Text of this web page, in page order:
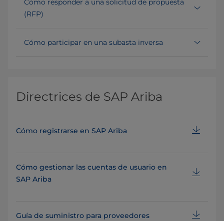
Cómo responder a una solicitud de propuesta
(RFP)
Cómo participar en una subasta inversa
Directrices de SAP Ariba
Cómo registrarse en SAP Ariba
Cómo gestionar las cuentas de usuario en
SAP Ariba
Guía de suministro para proveedores